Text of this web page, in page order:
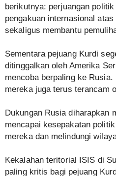
berikutnya: perjuangan
pengakuan internasional
sekaligus membantu
Sementara pejuang Kurdi
ditinggalkan oleh Amerika
mencoba berpaling ke
mereka juga terus terancam
Dukungan Rusia diharapkan
mencapai kesepakatan
mereka dan melindungi
Kekalahan teritorial ISIS di
paling kritis bagi pejuang